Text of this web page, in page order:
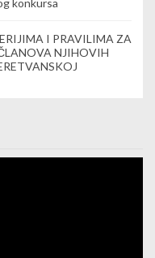
konkursa
I PRAVILIMA ZA
NJIHOVIH